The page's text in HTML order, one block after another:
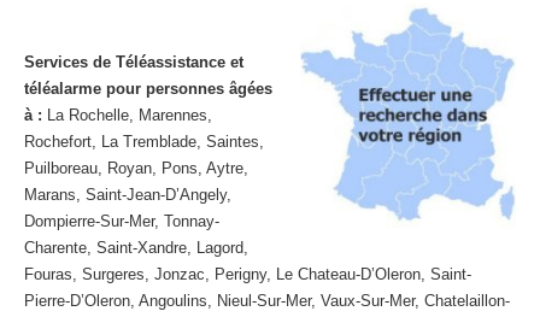
Services de Téléassistance et
téléalarme pour personnes âgées
à : La Rochelle, Marennes,
Rochefort, La Tremblade, Saintes,
Puilboreau, Royan, Pons, Aytre,
Marans, Saint-Jean-D’Angely,
Dompierre-Sur-Mer, Tonnay-
Charente, Saint-Xandre, Lagord,
Fouras, Surgeres, Jonzac, Perigny, Le Chateau-D’Oleron, Saint-
Pierre-D’Oleron, Angoulins, Nieul-Sur-Mer, Vaux-Sur-Mer, Chatelaillon-